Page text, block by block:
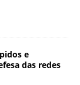
e
das redes